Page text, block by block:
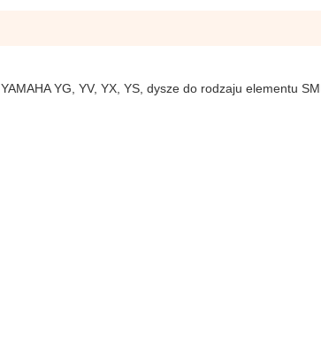
YG, YV, YX, YS, dysze do rodzaju elementu